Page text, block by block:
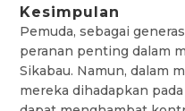
Kesimpulan
Pemuda, sebagai
peranan penting dalam
Sikabau. Namun, dalam
mereka dihadapkan